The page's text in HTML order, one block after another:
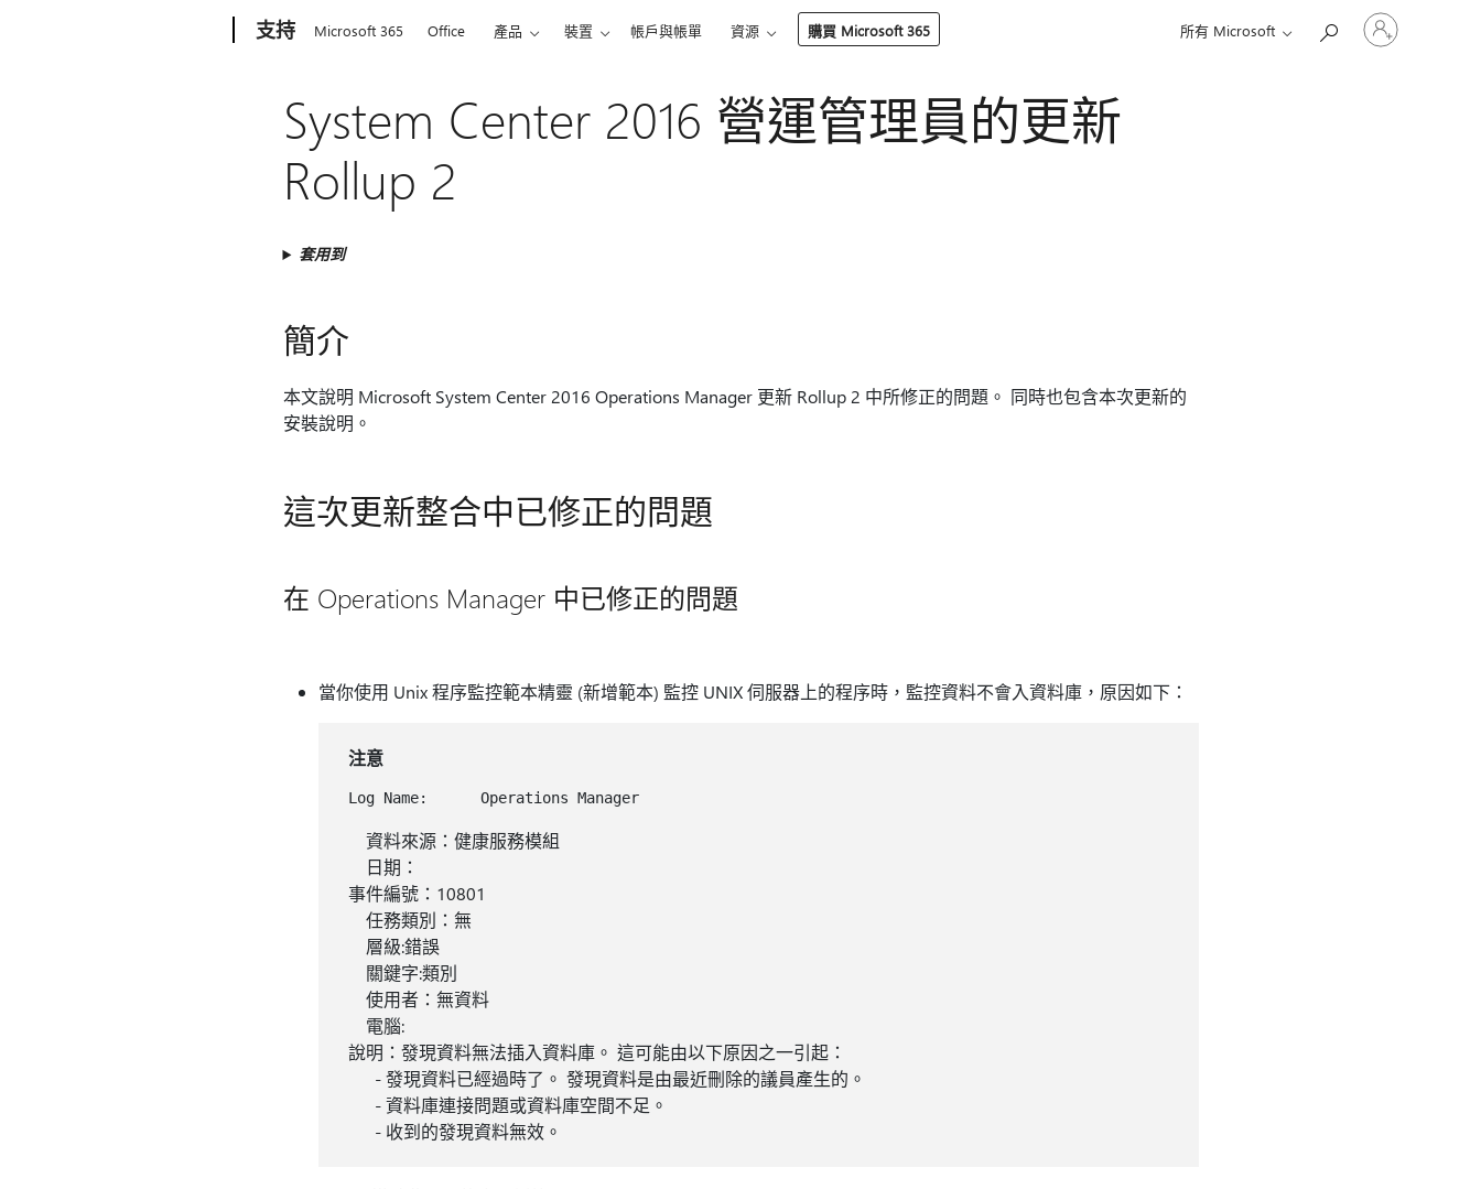
支持 Microsoft 365 Office 產品 裝置 帳戶與帳單 資源 購買 Microsoft 365 所有 Microsoft
登
入
System Center 2016 營運管理員的更新
Rollup 2
套用到
簡介
本文說明 Microsoft System Center 2016 Operations Manager 更新 Rollup 2 中所修正的問題。 同時也包含本次更新的
安裝說明。
這次更新整合中已修正的問題
在 Operations Manager 中已修正的問題
當你使用 Unix 程序監控範本精靈 (新增範本) 監控 UNIX 伺服器上的程序時，監控資料不會入資料庫，原因如下：
注意
資料來源：健康服務模組
日期：
事件編號：10801
任務類別：無
層級:錯誤
關鍵字:類別
使用者：無資料
電腦:
說明：發現資料無法插入資料庫。 這可能由以下原因之一引起：
- 發現資料已經過時了。 發現資料是由最近刪除的議員產生的。
- 資料庫連接問題或資料庫空間不足。
- 收到的發現資料無效。